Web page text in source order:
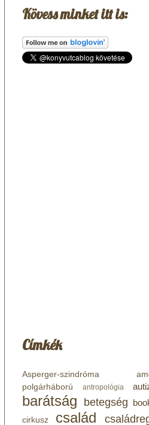
Kövess minket itt is:
Címkék
Asperger-szindróma
polgárháború
antropológia
barátság betegség
cirkusz család